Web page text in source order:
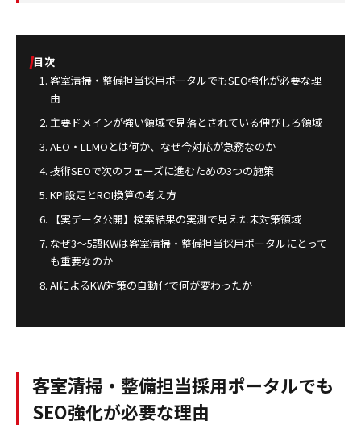
目次
客室清掃・整備担当採用ポータルでもSEO強化が必要な理
由
主要ドメインが強い領域で見落とされている伸びしろ領域
AEO・LLMOとは何か、なぜ今対応が急務なのか
技術SEOで次のフェーズに進むための3つの施策
KPI設定とROI換算の考え方
【実データ公開】検索結果の実測で見えた未対策領域
なぜ3〜5語KWは客室清掃・整備担当採用ポータルにとって
も重要なのか
AIによるKW対策の自動化で何が変わったか
客室清掃・整備担当採用ポータルでも
SEO強化が必要な理由